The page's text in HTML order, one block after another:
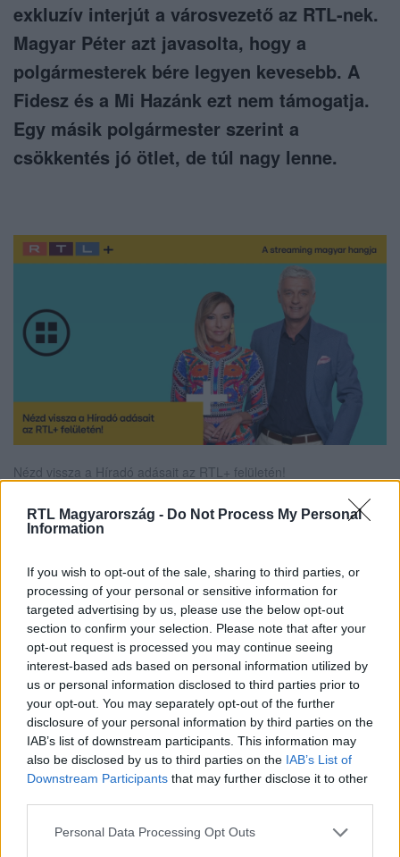
RTL Magyarország - Do Not Process My Personal
Information
If you wish to opt-out of the sale, sharing to third parties, or
processing of your personal or sensitive information for
targeted advertising by us, please use the below opt-out
section to confirm your selection. Please note that after your
opt-out request is processed you may continue seeing
interest-based ads based on personal information utilized by
us or personal information disclosed to third parties prior to
your opt-out. You may separately opt-out of the further
disclosure of your personal information by third parties on the
IAB’s list of downstream participants. This information may
also be disclosed by us to third parties on the IAB’s List of
Downstream Participants that may further disclose it to other
Please note that this website/app uses one or more Google
Personal Data Processing Opt Outs
exkluzív interjút a városvezető az RTL-nek.
Magyar Péter azt javasolta, hogy a
polgármesterek bére legyen kevesebb. A
Fidesz és a Mi Hazánk ezt nem támogatja.
Egy másik polgármester szerint a
csökkentés jó ötlet, de túl nagy lenne.
Nézd vissza a Híradó adásait az RTL+ felületén!
legyen a Google-találatokban!